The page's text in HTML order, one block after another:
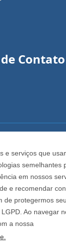
e serviços que
semelhantes
em nossos
e recomendar
de protegermos
Ao navegar
a nossa
Contato
1622, Centro
do Sul
feira
das 13:30 às 18:00